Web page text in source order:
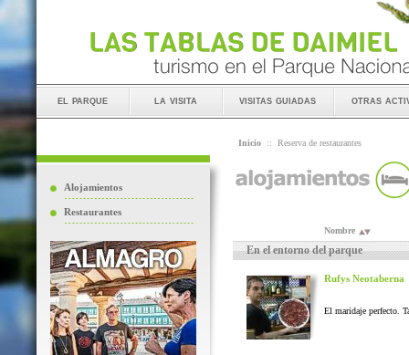
el parque la visita visitas guiadas otras
Alojamientos
Restaurantes
Inicio :: Reserva de restaurantes
Nombre
En el entorno del parque
Rufys Neotaberna
El maridaje perfecto.